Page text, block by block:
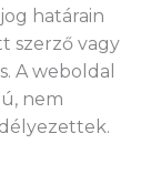
határain
szerző vagy
A weboldal
nem